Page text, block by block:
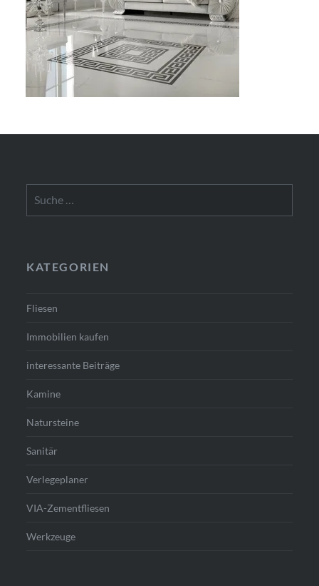
nach:
KATEGORIEN
Fliesen
Immobilien kaufen
interessante Beiträge
Kamine
Natursteine
Sanitär
Verlegeplaner
VIA-Zementfliesen
Werkzeuge